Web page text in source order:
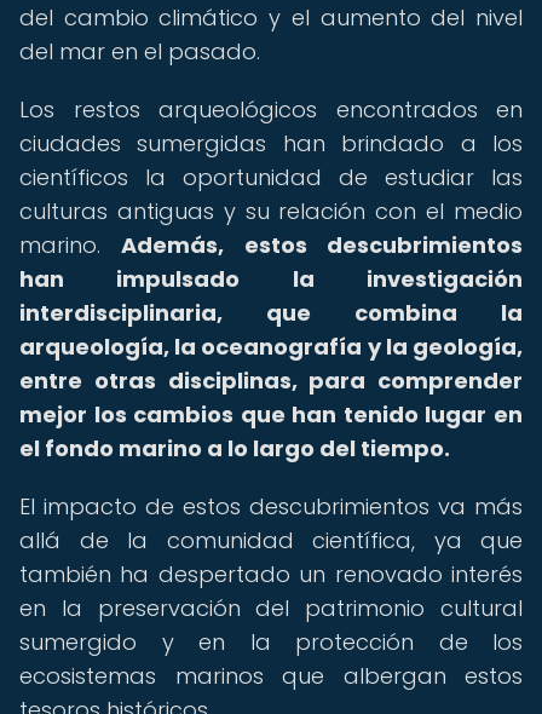
del cambio climático y el aumento del nivel
del mar en el pasado.
Los restos arqueológicos encontrados en
ciudades sumergidas han brindado a los
científicos la oportunidad de estudiar las
culturas antiguas y su relación con el medio
marino.Además, estos descubrimientos
han impulsado la investigación
interdisciplinaria, que combina la
arqueología, la oceanografía y la geología,
entre otras disciplinas, para comprender
mejor los cambios que han tenido lugar en
el fondo marino a lo largo del tiempo.
El impacto de estos descubrimientos va más
allá de la comunidad científica, ya que
también ha despertado un renovado interés
en la preservación del patrimonio cultural
sumergido y en la protección de los
ecosistemas marinos que albergan estos